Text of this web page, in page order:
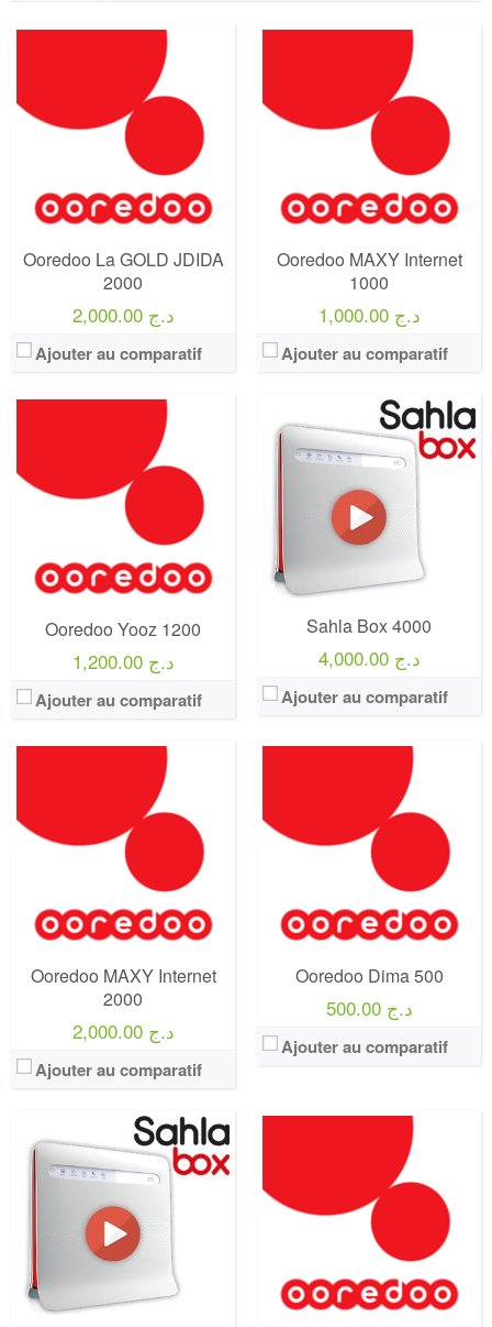
Ooredoo La GOLD JDIDA
2000
2,000.00 د.ج
Ajouter au comparatif
Ooredoo MAXY Internet
1000
1,000.00 د.ج
Ajouter au comparatif
Ooredoo Yooz 1200
1,200.00 د.ج
Ajouter au comparatif
Ooredoo
Forfait:
Ooredoo You 1200
120 minutes vers les autres réseaux d’appels vers les autres réseaux
Offre:Prépayé - 1 mois -
Internet:10 Go
Sahla Box 4000
4,000.00 د.ج
Ajouter au comparatif
Ooredoo
Forfait:
Sahla Box 4000
4000 DA
Offre:Abonnement Post-payée
Internet:50 GB + débit réduit illimitée.
Ooredoo MAXY Internet
2000
2,000.00 د.ج
Ajouter au comparatif
Ooredoo
Ooredoo MAXY Internet 2000
Crédit:
5 000 DA
Prépayé
30 Go et Facebook gratuit
View Details →
Ooredoo Dima 500
500.00 د.ج
Ajouter au comparatif
Operateur:Ooredoo
Forfait:Ooredoo Dima 500
100 min
0 DA
Prépayé - 15 jours -
Internet:
3 Go +Facebook Gratuit
View Details →
Ooredoo
Forfait:
Sahla Box 2000
2000 DA
Offre:Abonnement Post-payée
Internet:30 GB
Ooredoo
Forfait:
Ooredoo DIMA 1200
100 Minutes
Offre:Prépayé ( Achat 1200 DA )
Internet:8 GO
Operateur:Ooredoo
Forfait:Ooredoo Super MAXY
3 500 Da
7 000 DA
Prépayé
Internet:
View Details →
Ooredoo
Ooredoo Dima plus 2000
Prix:
Internet:60 Go +Facebook Gratuit
View Details →